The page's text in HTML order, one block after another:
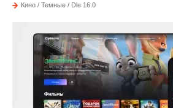
Кино / Темные / Dle 16.0